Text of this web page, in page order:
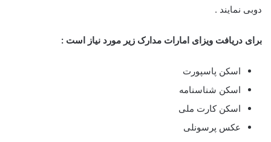
دوبی نمایند .
برای دریافت ویزای امارات مدارک زیر مورد نیاز است :
اسکن پاسپورت
اسکن شناسنامه
اسکن کارت ملی
عکس پرسونلی